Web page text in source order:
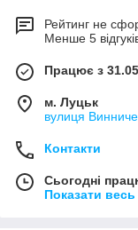
Рейтинг не
Менше 5
Працює з
м. Луцьк
вулиця
Контакти
Сьогодні
Показати